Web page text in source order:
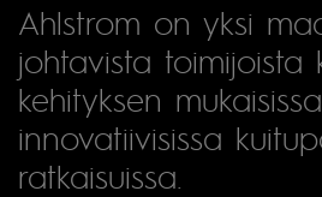
Ahlstrom on yksi
johtavista toimijoista
kehityksen
innovatiivisissa
ratkaisuissa.